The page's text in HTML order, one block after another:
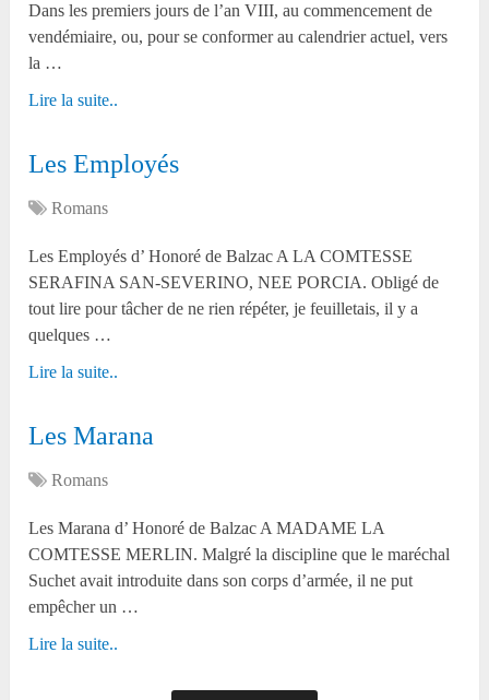
Dans les premiers jours de l’an VIII, au commencement de
vendémiaire, ou, pour se conformer au calendrier actuel, vers
la …
Lire la suite..
Les Employés
Romans
Les Employés d’ Honoré de Balzac A LA COMTESSE
SERAFINA SAN-SEVERINO, NEE PORCIA. Obligé de
tout lire pour tâcher de ne rien répéter, je feuilletais, il y a
quelques …
Lire la suite..
Les Marana
Romans
Les Marana d’ Honoré de Balzac A MADAME LA
COMTESSE MERLIN. Malgré la discipline que le maréchal
Suchet avait introduite dans son corps d’armée, il ne put
empêcher un …
Lire la suite..